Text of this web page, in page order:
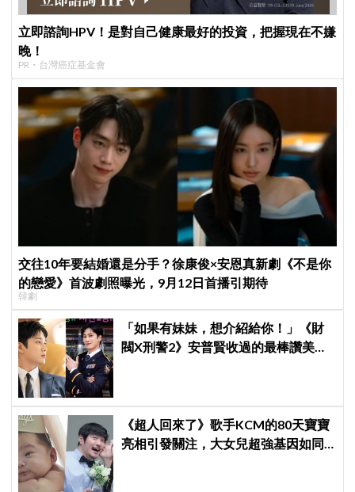
立即諮詢HPV！是對自己健康最好的投資，把握現在不嫌
晚！
PR・台灣癌症基金會
交往10年要結婚還是分手？徐康俊×安恩真新劇《不是你
的戀愛》首波劇照曝光，9月12日首播引期待
韓劇
「如果有妹妹，想介紹給你！」《財
閥X刑警2》安普賢收過的最棒讚美，
《超人回來了》歌手KCM的80天寶寶
亮相引發關注，大女兒超強基因如同